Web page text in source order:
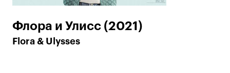
Флора и Улисс (2021)
Flora & Ulysses